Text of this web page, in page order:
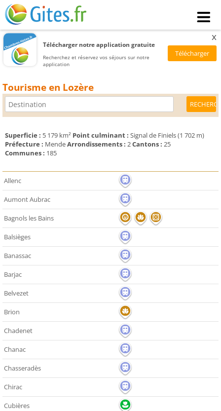
Télécharger notre application gratuite
Recherchez et réservez vos séjours sur notre
application
x
Tourisme en Lozère
Superficie : 5 179 km² Point culminant : Signal de Finiels (1 702 m)
Préfecture : MendeArrondissements : 2Cantons : 25
Communes : 185
Allenc
Aumont Aubrac
Bagnols les Bains
Balsièges
Banassac
Barjac
Belvezet
Brion
Chadenet
Chanac
Chasseradès
Chirac
Cubières